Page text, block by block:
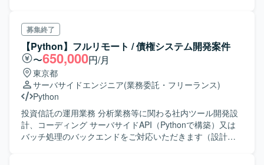
としてチームワークを重視しつつ、改善提案や品質向上に
主体的に取り組める方を歓迎いたします。 【ポジションの
魅力】 不動産取引における課題解決という社会的インパク
トの大きい領域で、新規プロダクト開発をリードできるポ
ジションです。企画段階から開発プロセス全体に関わるこ
とができ、スクラムを活用したプロジェクト運営を通じ
て、マネジメントスキルやアジャイル開発の知見をさらに
深めていただけます。プロダクトの成長とともに、ご自身
のキャリアやスキルの拡張も実感いただける環境となって
おります。 【開発環境】 フロントエンドはTypeScript、
React.js、Next.jsを利用しております。バックエンドは
募集終了
【Python】フルリモート / 債権システム開発案件
〜650,000円/月
東京都
サーバサイドエンジニア(業務委託・フリーランス)
Python
投資信託の運用業務 分析業務等に関わる社内ツール開発設
計、コーディング サーバサイドAPI（Pythonで構築）又は
バッチ処理のバックエンドをご対応いただきます（設計～